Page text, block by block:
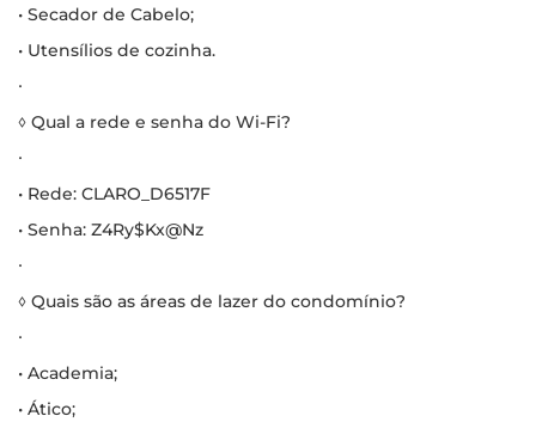
• Secador de Cabelo;
• Utensílios de cozinha.
∙
◊ Qual a rede e senha do Wi-Fi?
∙
• Rede: CLARO_D6517F
• Senha: Z4Ry$Kx@Nz
∙
◊ Quais são as áreas de lazer do condomínio?
∙
• Academia;
• Ático;